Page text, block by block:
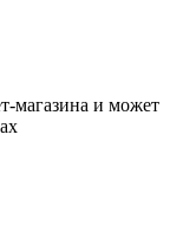
магазина и может